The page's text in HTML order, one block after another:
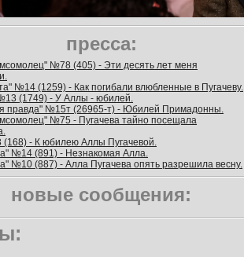
пресса:
№78 (405) - Эти десять лет меня
№14 (1259) - Как погибали влюбленные в Пугачеву.
(1749) - У Аллы - юбилей.
правда" №15т (26965-т) - Юбилей Примадонны.
№75 - Пугачева тайно посещала
- К юбилею Аллы Пугачевой.
№14 (891) - Незнакомая Алла.
№10 (887) - Алла Пугачева опять разрешила весну.
новые сообщения: